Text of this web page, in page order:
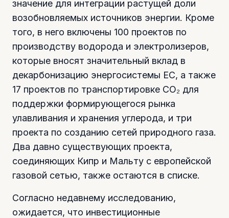
значение для интеграции растущей доли
возобновляемых источников энергии. Кроме
того, в него включены 100 проектов по
производству водорода и электролизеров,
которые вносят значительный вклад в
декарбонизацию энергосистемы ЕС, а также
17 проектов по транспортировке CO₂ для
поддержки формирующегося рынка
улавливания и хранения углерода, и три
проекта по созданию сетей природного газа.
Два давно существующих проекта,
соединяющих Кипр и Мальту с европейской
газовой сетью, также остаются в списке.
Согласно недавнему исследованию,
ожидается, что инвестиционные